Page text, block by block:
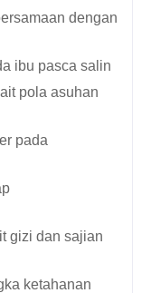
dengan
ibu pasca salin
pola asuhan
pada
gizi dan sajian
ketahanan